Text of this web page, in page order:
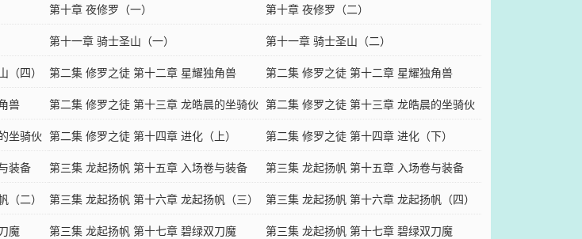
第十章 夜修罗（一）
第十章 夜修罗（二）
第十一章 骑士圣山（一）
第十一章 骑士圣山（二）
四）
第二集 修罗之徒 第十二章 星耀独角兽
（一）
第二集 修罗之徒 第十二章 星耀独角兽
（二）
兽
第二集 修罗之徒 第十三章 龙皓晨的坐骑伙
伴（一）
第二集 修罗之徒 第十三章 龙皓晨的坐骑伙
伴（二）
坐骑伙 第二集 修罗之徒 第十四章 进化（上）
第二集 修罗之徒 第十四章 进化（下）
装备
第三集 龙起扬帆 第十五章 入场卷与装备
（三）
第三集 龙起扬帆 第十五章 入场卷与装备
（四）
二） 第三集 龙起扬帆 第十六章 龙起扬帆（三）
第三集 龙起扬帆 第十六章 龙起扬帆（四）
魔
第三集 龙起扬帆 第十七章 碧绿双刀魔
第三集 龙起扬帆 第十七章 碧绿双刀魔